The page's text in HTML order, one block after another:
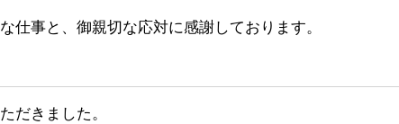
仕事と、御親切な応対に感謝しております。
だきました。